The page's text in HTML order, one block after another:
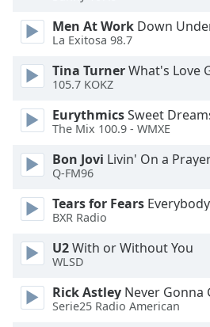
Opacity
Caption
Area
Color
Opacity
Font
Edge
Style
Men At Work Down
La Exitosa 98.7
Tina TurnerWhat's Love
105.7 KOKZ
EurythmicsSweet
The Mix 100.9 - WMXE
Bon Jovi Livin' On a
Q-FM96
Tears for Fears Everybody
BXR Radio
U2With or Without You
WLSD
Rick Astley Never Gonna
Serie25 Radio American